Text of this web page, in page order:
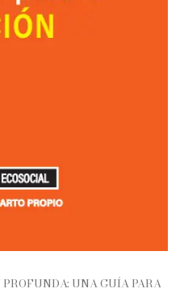
UNA GUÍA PARA